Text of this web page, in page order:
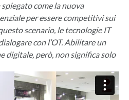
come la nuova
per essere competitivi sui
scenario, le tecnologie IT
con l’OT. Abilitare un
digitale, però, non significa solo